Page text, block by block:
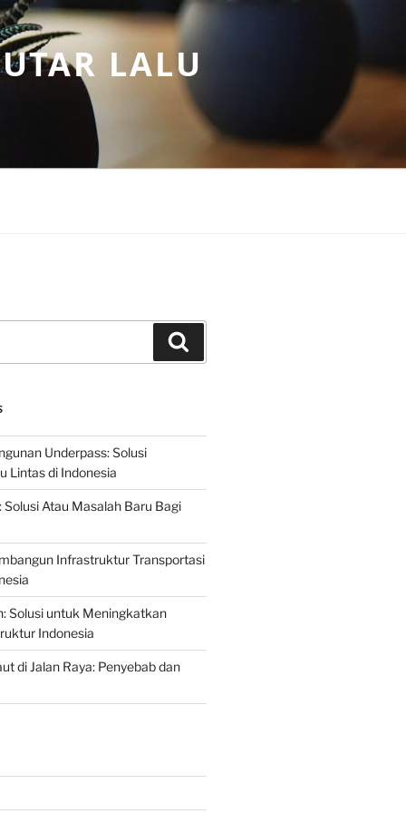
LALU
Underpass: Solusi
Lintas di Indonesia
Solusi Atau Masalah Baru Bagi
Infrastruktur Transportasi
Solusi untuk Meningkatkan
Indonesia
di Jalan Raya: Penyebab dan